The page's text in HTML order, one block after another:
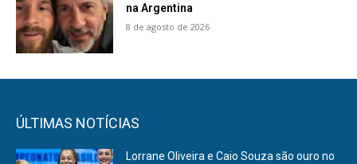
na Argentina
8 de agosto de 2026
ÚLTIMAS NOTÍCIAS
Lorrane Oliveira e Caio Souza são ouro no